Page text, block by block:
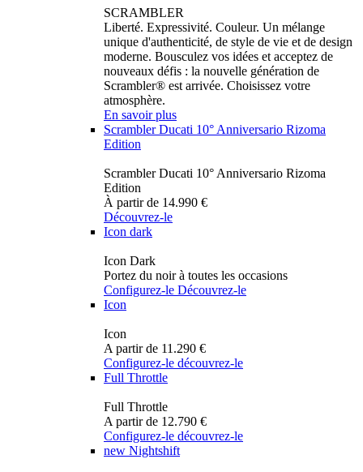
SCRAMBLER
Liberté. Expressivité. Couleur. Un mélange
unique d'authenticité, de style de vie et de design
moderne. Bousculez vos idées et acceptez de
nouveaux défis : la nouvelle génération de
Scrambler® est arrivée. Choisissez votre
atmosphère.
En savoir plus
Scrambler Ducati 10° Anniversario Rizoma
Edition
Scrambler Ducati 10° Anniversario Rizoma
Edition
À partir de 14.990 €
Découvrez-le
Icon dark
Icon Dark
Portez du noir à toutes les occasions
Configurez-le Découvrez-le
Icon
Icon
A partir de 11.290 €
Configurez-le découvrez-le
Full Throttle
Full Throttle
A partir de 12.790 €
Configurez-le découvrez-le
new Nightshift